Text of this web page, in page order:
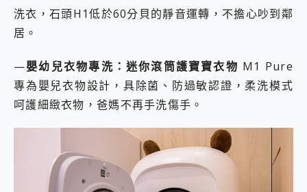
洗衣，石頭H1低於60分貝的靜音運轉，不擔心吵到鄰
居。
—嬰幼兒衣物專洗：迷你滾筒護寶寶衣物 M1 Pure
專為嬰兒衣物設計，具除菌、防過敏認證，柔洗模式
呵護細緻衣物，爸媽不再手洗傷手。